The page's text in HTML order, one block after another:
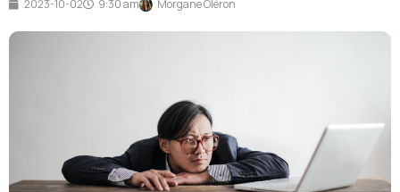
2023-10-02 9:30 am Morgane Oléron